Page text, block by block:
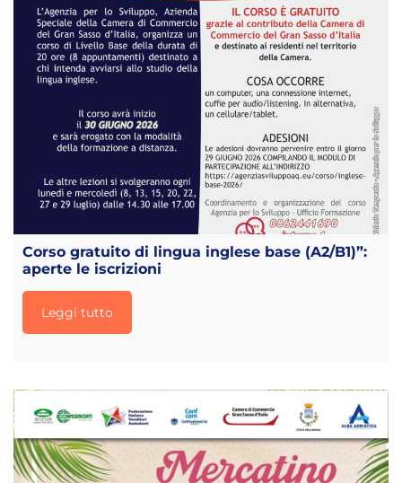
Corso gratuito di lingua inglese base (A2/B1)”:
aperte le iscrizioni
Leggi tutto